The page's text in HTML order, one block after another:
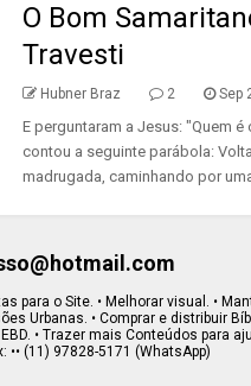
O Bom
Travesti
Hubner Braz 2 Sep
E perguntaram a Jesus: "Quem
contou a seguinte parábola:
madrugada, caminhando por
para o Site. • Melhorar visual. •
Urbanas. • Comprar e distribuir
• Trazer mais Conteúdos para
•• (11) 97828-5171 (WhatsApp)